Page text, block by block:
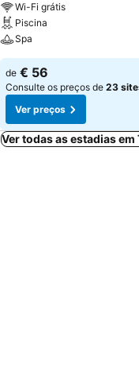
Wi-Fi grátis
Piscina
Spa
de € 56
Consulte os preços de 23
Ver preços
Ver todas as estadias em